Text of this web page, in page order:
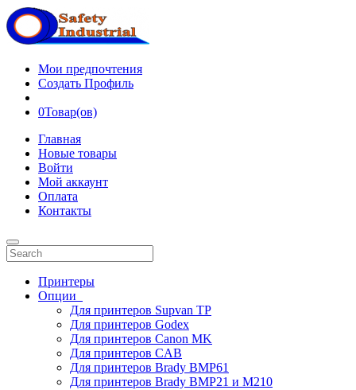
Мои предпочтения
Создать Профиль
0Товар(ов)
Главная
Новые товары
Войти
Мой аккаунт
Оплата
Контакты
Принтеры
Опции
Для принтеров Supvan TP
Для принтеров Godex
Для принтеров Canon MK
Для принтеров CAB
Для принтеров Brady BMP61
Для принтеров Brady BMP21 и M210